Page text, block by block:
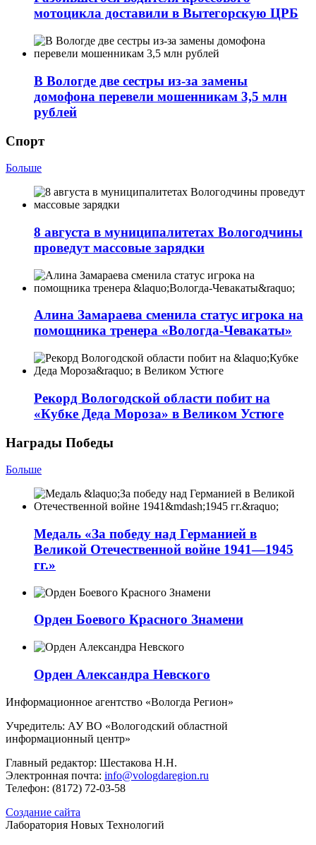
мотоцикла доставили в Вытегорскую ЦРБ
В Вологде две сестры из-за замены
домофона перевели мошенникам 3,5 млн
рублей
Спорт
Больше
8 августа в муниципалитетах Вологодчины
проведут массовые зарядки
Алина Замараева сменила статус игрока на
помощника тренера «Вологда-Чевакаты»
Рекорд Вологодской области побит на
«Кубке Деда Мороза» в Великом Устюге
Награды Победы
Больше
Медаль «За победу над Германией в
Великой Отечественной войне 1941—1945
гг.»
Орден Боевого Красного Знамени
Орден Александра Невского
Информационное агентство «Вологда Регион»
Учредитель: АУ ВО «Вологодский областной
информационный центр»
Главный редактор: Шестакова Н.Н.
Электронная почта: info@vologdaregion.ru
Телефон: (8172) 72-03-58
Создание сайта
Лаборатория Новых Технологий